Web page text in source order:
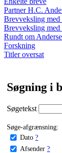
Partner H.C.
Brevveksling
Brevveksling med
Rundt om
Forskning
Titler oversat
Søgning i
Søgetekst
Søge-afgrænsning:
Dato ?
Afsender ?